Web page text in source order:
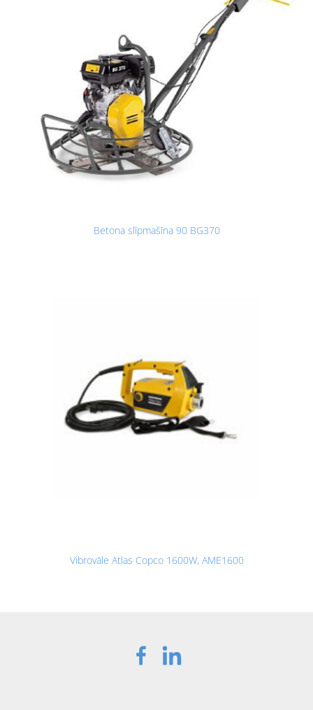
Betona slīpmašīna 90 BG370
Vibrovāle Atlas Copco 1600W, AME1600